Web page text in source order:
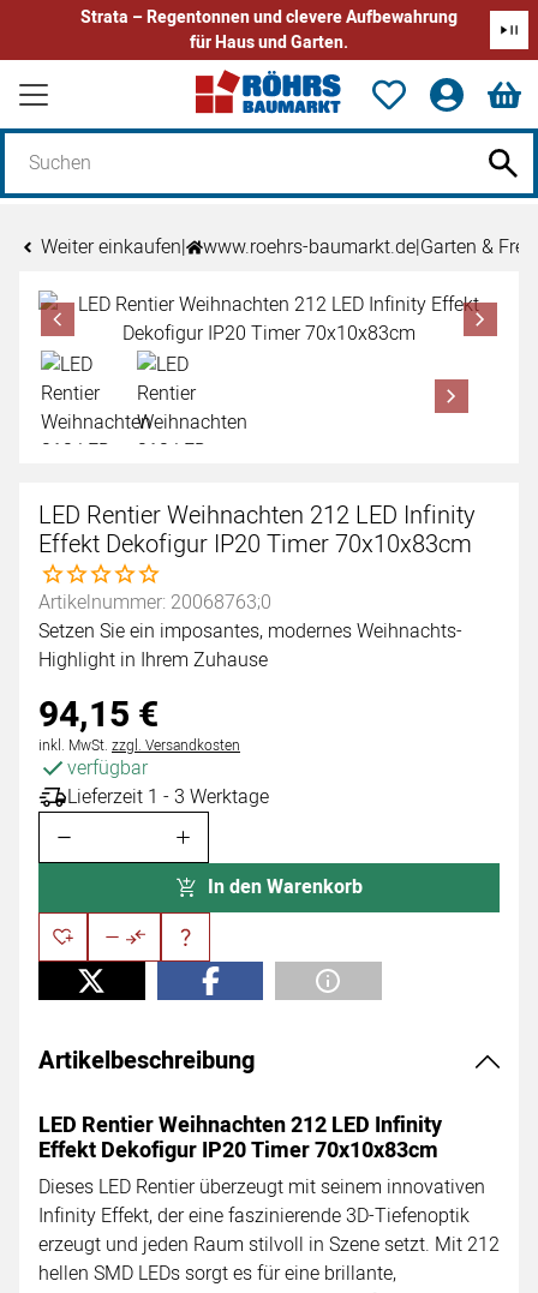
Strata – Regentonnen und clevere Aufbewahrung
für Haus und Garten.
Zum Hauptinhalt springen
Weiter einkaufen| www.roehrs-baumarkt.de|Garten &
Produktgalerie
Zur Kaufbox springen
LED Rentier Weihnachten 212 LED Infinity
Effekt Dekofigur IP20 Timer 70x10x83cm
Noch keine Bewertungen abgegeben
Artikelnummer: 20068763;0
Setzen Sie ein imposantes, modernes Weihnachts-
Highlight in Ihrem Zuhause
94,15 €
Steuerhinweis:
inkl. MwSt. zzgl. Versandkosten
verfügbar
Lieferzeit 1 - 3 Werktage
In den Warenkorb
Artikelbeschreibung
LED Rentier Weihnachten 212 LED Infinity
Effekt Dekofigur IP20 Timer 70x10x83cm
Dieses LED Rentier überzeugt mit seinem innovativen
Infinity Effekt, der eine faszinierende 3D-Tiefenoptik
erzeugt und jeden Raum stilvoll in Szene setzt. Mit 212
hellen SMD LEDs sorgt es für eine brillante,